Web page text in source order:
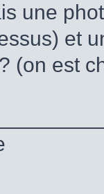
une
et
(on est